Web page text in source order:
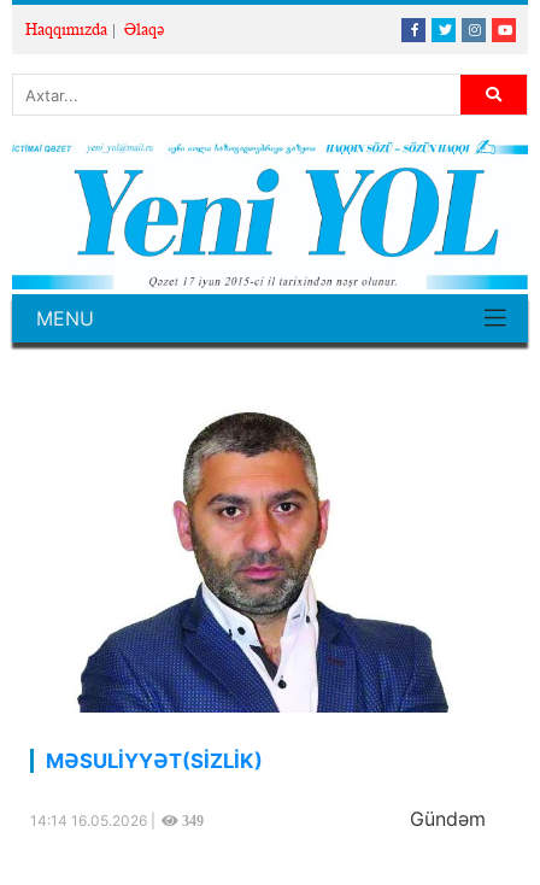
Haqqımızda Əlaqə
MENU
MƏSULİYYƏT(SİZLİK)
14:14 16.05.2026 | 349 Gündəm